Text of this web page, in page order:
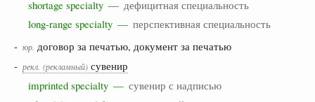
shortage specialty — дефицитная специальность
long-range specialty — перспективная специальность
- юр. договор за печатью, документ за печатью
- рекл. (рекламный) сувенир
imprinted specialty — сувенир с надписью